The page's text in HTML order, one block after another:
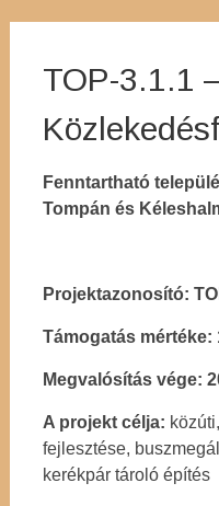
TOP-3.1.1
Fenntartható
Tompán és
Projektazonosító:
Támogatás mértéke:
Megvalósítás vége:
A projekt célja:
fejlesztése,
kerékpár tároló építés